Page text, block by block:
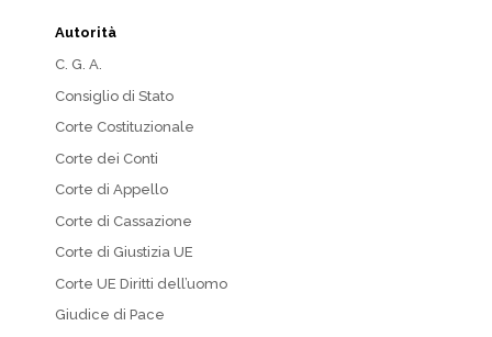
Autorità
C. G. A.
Consiglio di Stato
Corte Costituzionale
Corte dei Conti
Corte di Appello
Corte di Cassazione
Corte di Giustizia UE
Corte UE Diritti dell’uomo
Giudice di Pace